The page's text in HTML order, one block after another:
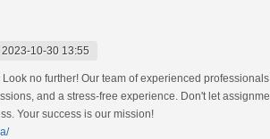
2023-10-30 13:55
no further! Our team of experienced
and a stress-free experience. Don't let
Your success is our mission!